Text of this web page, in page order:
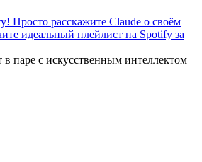
Просто расскажите Claude о своём
идеальный плейлист на Spotify за
в паре с искусственным интеллектом